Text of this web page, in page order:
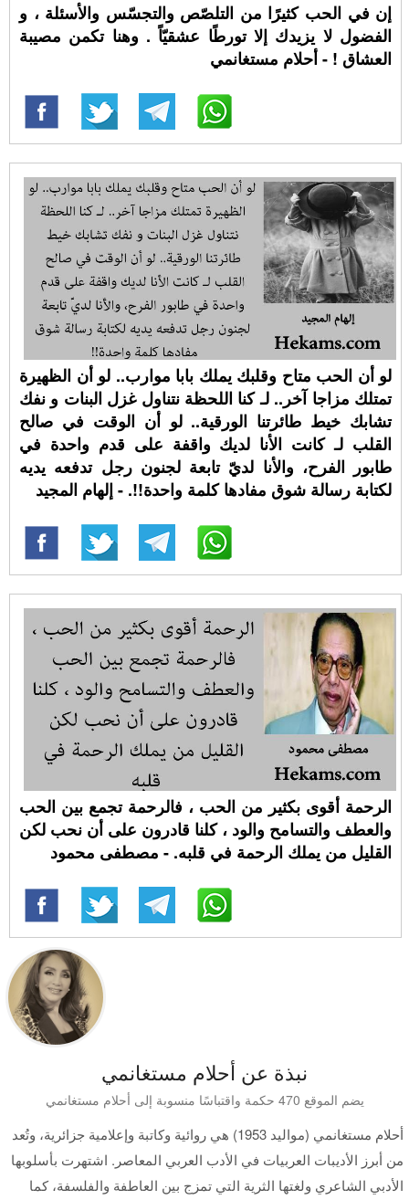
إن في الحب كثيرًا من التلصّص والتجسّس والأسئلة ، و
الفضول لا يزيدك إلا تورطًا عشقيّاً . وهنا تكمن مصيبة
العشاق ! - أحلام مستغانمي
لو أن الحب متاح وقلبك يملك بابا موارب.. لو أن الظهيرة
تمتلك مزاجا آخر.. لـ كنا اللحظة نتناول غزل البنات و نفك
تشابك خيط طائرتنا الورقية.. لو أن الوقت في صالح
القلب لـ كانت الأنا لديك واقفة على قدم واحدة في
طابور الفرح، والأنا لديّ تابعة لجنون رجل تدفعه يديه
لكتابة رسالة شوق مفادها كلمة واحدة!!. - إلهام المجيد
الرحمة أقوى بكثير من الحب ، فالرحمة تجمع بين الحب
والعطف والتسامح والود ، كلنا قادرون على أن نحب لكن
القليل من يملك الرحمة في قلبه. - مصطفى محمود
نبذة عن أحلام مستغانمي
يضم الموقع 470 حكمة واقتباسًا منسوبة إلى أحلام مستغانمي
أحلام مستغانمي (مواليد 1953) هي روائية وكاتبة وإعلامية جزائرية، وتُعد
من أبرز الأديبات العربيات في الأدب العربي المعاصر. اشتهرت بأسلوبها
الأدبي الشاعري ولغتها الثرية التي تمزج بين العاطفة والفلسفة، كما